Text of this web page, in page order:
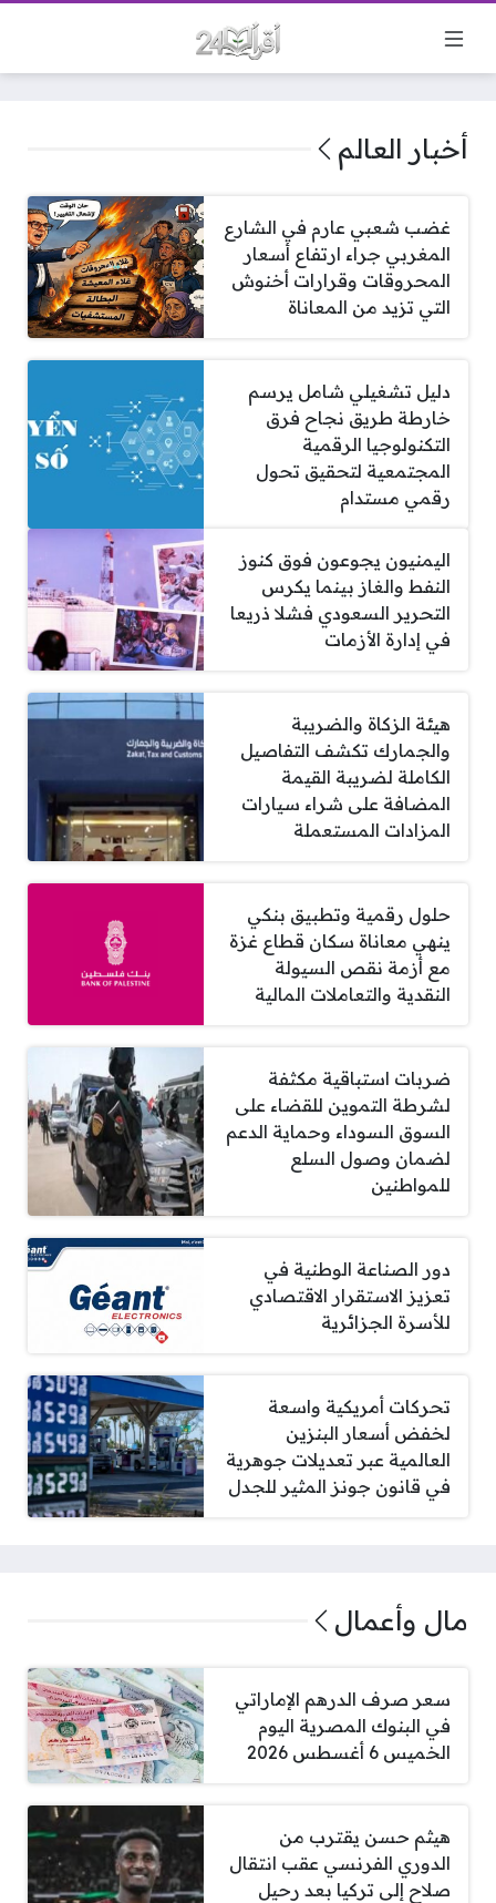
أخبار العالم
غضب شعبي عارم في الشارع
المغربي جراء ارتفاع أسعار
المحروقات وقرارات أخنوش
التي تزيد من المعاناة
دليل تشغيلي شامل يرسم
خارطة طريق نجاح فرق
التكنولوجيا الرقمية
المجتمعية لتحقيق تحول
رقمي مستدام
اليمنيون يجوعون فوق كنوز
النفط والغاز بينما يكرس
التحرير السعودي فشلا ذريعا
في إدارة الأزمات
هيئة الزكاة والضريبة
والجمارك تكشف التفاصيل
الكاملة لضريبة القيمة
المضافة على شراء سيارات
المزادات المستعملة
حلول رقمية وتطبيق بنكي
ينهي معاناة سكان قطاع غزة
مع أزمة نقص السيولة
النقدية والتعاملات المالية
ضربات استباقية مكثفة
لشرطة التموين للقضاء على
السوق السوداء وحماية الدعم
لضمان وصول السلع
للمواطنين
دور الصناعة الوطنية في
تعزيز الاستقرار الاقتصادي
للأسرة الجزائرية
تحركات أمريكية واسعة
لخفض أسعار البنزين
العالمية عبر تعديلات جوهرية
في قانون جونز المثير للجدل
مال وأعمال
سعر صرف الدرهم الإماراتي
في البنوك المصرية اليوم
الخميس 6 أغسطس 2026
هيثم حسن يقترب من
الدوري الفرنسي عقب انتقال
صلاح إلى تركيا بعد رحيل